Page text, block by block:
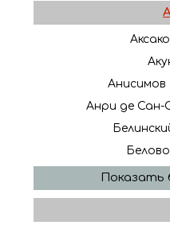
Анисимов
Анри де Сан-
Показать